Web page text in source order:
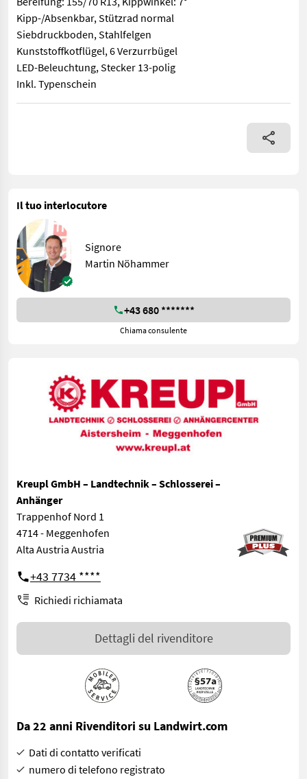
Kipp-/Absenkbar, Stützrad normal
Siebdruckboden, Stahlfelgen
Kunststoffkotflügel, 6 Verzurrbügel
LED-Beleuchtung, Stecker 13-polig
Inkl. Typenschein
GG: 750 kg, NL: ca. 563 kg, EG: ca. 187 kg Lademaße: ca.
Il tuo interlocutore
Signore
Martin Nöhammer
+43 680 *******
Chiama consulente
Kreupl GmbH – Landtechnik – Schlosserei –
Anhänger
Trappenhof Nord 1
4714 - Meggenhofen
Alta Austria Austria
+43 7734 ****
Richiedi richiamata
Dettagli del rivenditore
Da 22 anni Rivenditori su Landwirt.com
Dati di contatto verificati
numero di telefono registrato